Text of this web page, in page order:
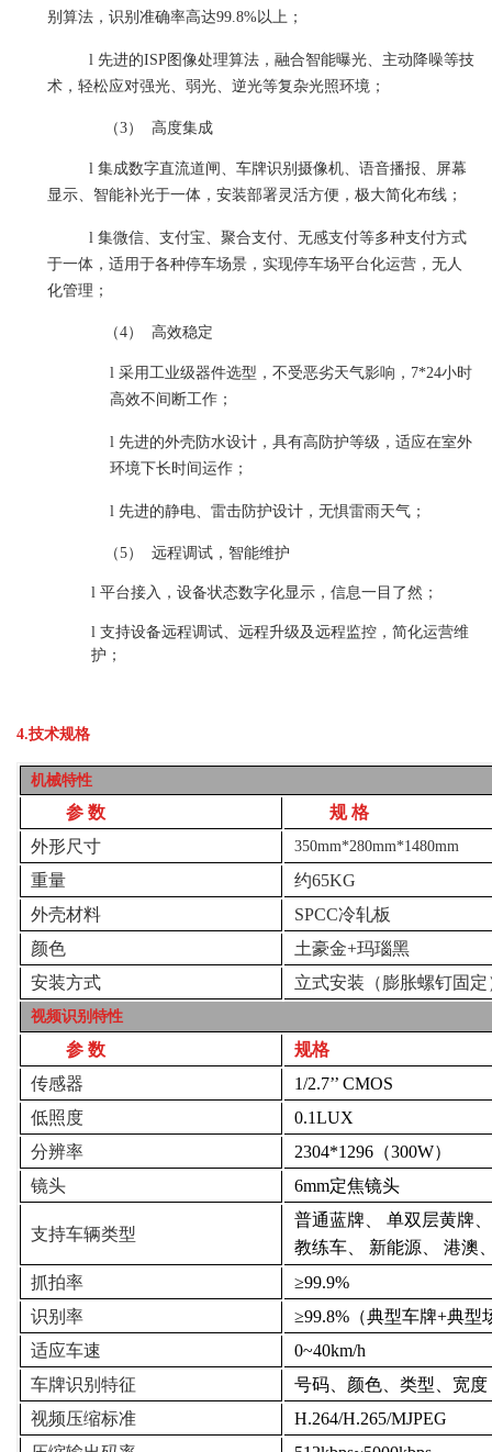
别算法，识别准确率高达99.8%以上；
l 先进的ISP图像处理算法，融合智能曝光、主动降噪等技
术，轻松应对强光、弱光、逆光等复杂光照环境；
（3） 高度集成
l 集成数字直流道闸、车牌识别摄像机、语音播报、屏幕
显示、智能补光于一体，安装部署灵活方便，极大简化布线；
l 集微信、支付宝、聚合支付、无感支付等多种支付方式
于一体，适用于各种停车场景，实现停车场平台化运营，无人
化管理 ；
（4） 高效稳定
l 采用工业级器件选型，不受恶劣天气影响， 7*24小时
高效不间断工作；
l 先进的外壳防水设计，具有高防护等级，适应在室外
环境下长时间运作；
l 先进的静电、雷击防护设计，无惧雷雨天气；
（5） 远程调试，智能维护
l 平台接入，设备状态数字化显示，信息一目了然 ；
l 支持设备远程调试、远程升级及远程监控，简化运营维
护；
4.技术规格
机械特性
参 数 规 格
外形尺寸
350mm*280mm*1480mm
重量 约65KG
外壳材料
SPCC冷轧板
颜色
土豪金+玛瑙黑
安装方式
立式安装（膨胀螺钉固定
视频识别特性
参 数
规格
传感器
1/2.7’’ CMOS
低照度
0.1LUX
分辨率
2304*1296 （300W）
镜头
6mm定焦镜头
支持车辆类型
普通蓝牌、
单双层黄牌、
教练车、
新能源、
港澳
抓拍率
≥99.9%
识别率
≥99.8% （典型车牌+典型
适应车速
0~40km/h
车牌识别特征
号码、颜色、类型、宽度
视频压缩标准
H.264/H.265/MJPEG